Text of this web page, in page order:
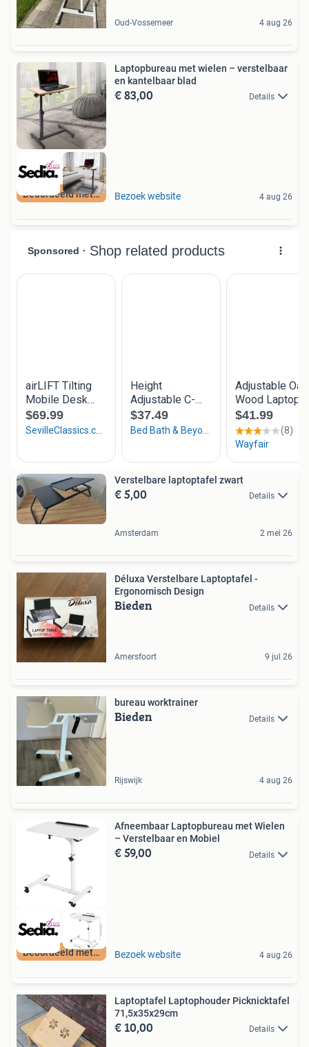
Oud-Vossemeer 4 aug 26
Beoordeeld met 9+
Laptopbureau met wielen – verstelbaar
en kantelbaar blad
€ 83,00 Details
Bezoek website 4 aug 26
Verstelbare laptoptafel zwart
€ 5,00 Details
Amsterdam 2 mei 26
Déluxa Verstelbare Laptoptafel -
Ergonomisch Design
Bieden Details
Amersfoort 9 jul 26
bureau worktrainer
Bieden Details
Rijswijk 4 aug 26
Beoordeeld met 9+
Afneembaar Laptopbureau met Wielen
– Verstelbaar en Mobiel
€ 59,00 Details
Bezoek website 4 aug 26
Laptoptafel Laptophouder Picknicktafel
71,5x35x29cm
€ 10,00 Details